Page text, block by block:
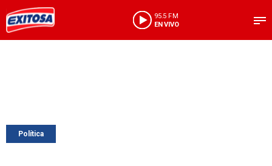
95.5 FM
EN VIVO
Política